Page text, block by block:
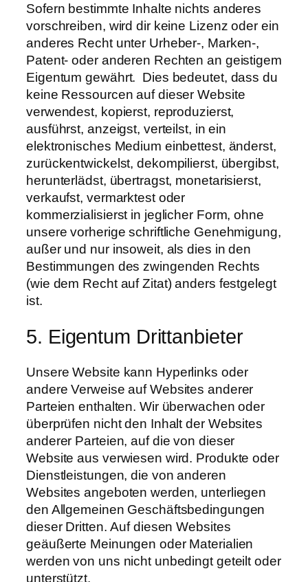
Sofern bestimmte Inhalte nichts anderes
vorschreiben, wird dir keine Lizenz oder ein
anderes Recht unter Urheber-, Marken-,
Patent- oder anderen Rechten an geistigem
Eigentum gewährt. Dies bedeutet, dass du
keine Ressourcen auf dieser Website
verwendest, kopierst, reproduzierst,
ausführst, anzeigst, verteilst, in ein
elektronisches Medium einbettest, änderst,
zurückentwickelst, dekompilierst, übergibst,
herunterlädst, übertragst, monetarisierst,
verkaufst, vermarktest oder
kommerzialisierst in jeglicher Form, ohne
unsere vorherige schriftliche Genehmigung,
außer und nur insoweit, als dies in den
Bestimmungen des zwingenden Rechts
(wie dem Recht auf Zitat) anders festgelegt
ist.
5. Eigentum Drittanbieter
Unsere Website kann Hyperlinks oder
andere Verweise auf Websites anderer
Parteien enthalten. Wir überwachen oder
überprüfen nicht den Inhalt der Websites
anderer Parteien, auf die von dieser
Website aus verwiesen wird. Produkte oder
Dienstleistungen, die von anderen
Websites angeboten werden, unterliegen
den Allgemeinen Geschäftsbedingungen
dieser Dritten. Auf diesen Websites
geäußerte Meinungen oder Materialien
werden von uns nicht unbedingt geteilt oder
unterstützt.